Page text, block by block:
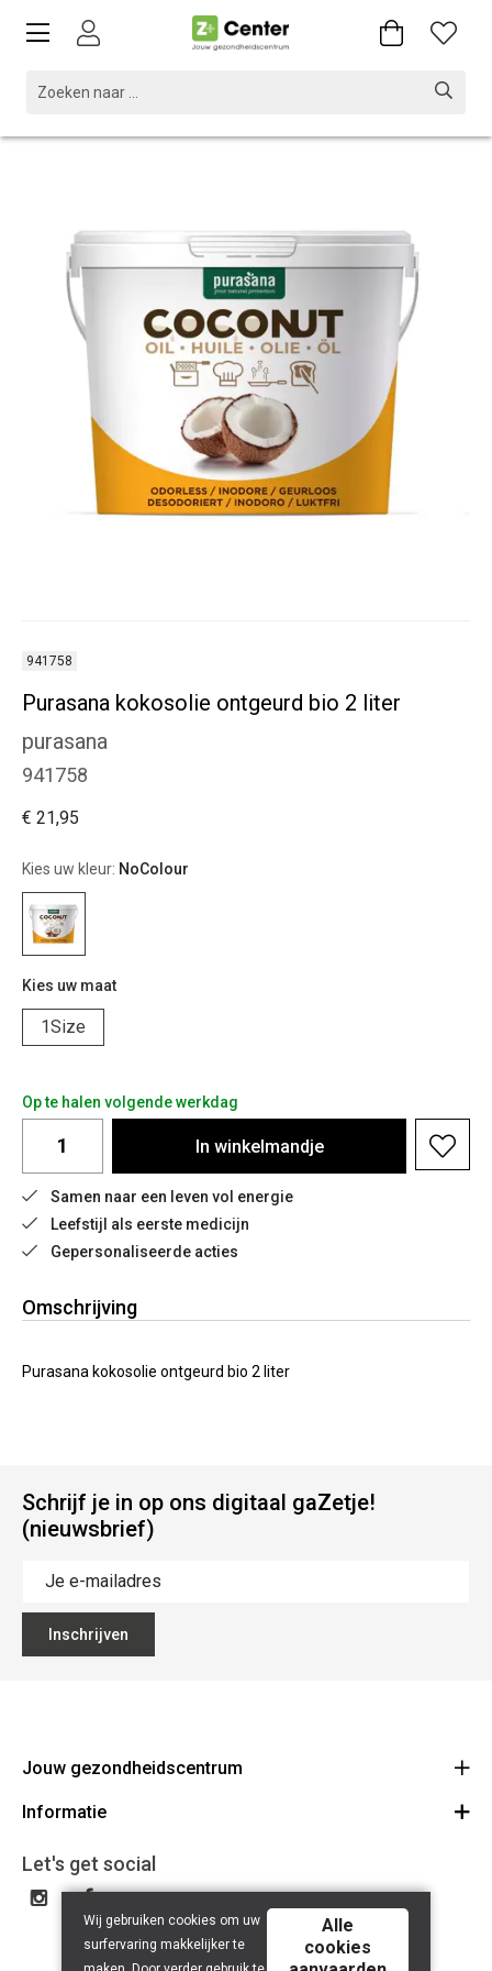
941758
Purasana kokosolie ontgeurd bio 2 liter
purasana
941758
€ 21,95
Kies uw kleur: NoColour
Kies uw maat
1Size
Op te halen volgende werkdag
In winkelmandje
Samen naar een leven vol energie
Leefstijl als eerste medicijn
Gepersonaliseerde acties
Omschrijving
Purasana kokosolie ontgeurd bio 2 liter
Schrijf je in op ons digitaal gaZetje!
(nieuwsbrief)
Inschrijven
Jouw gezondheidscentrum
Z+ Center
Route
03 334 49 79
BE 0792 393 097
Informatie
Algemene voorwaarden
Cookie Disclaimer
Privacy policy
Let's get social
Wij gebruiken cookies om uw
surfervaring makkelijker te
Alle
cookies